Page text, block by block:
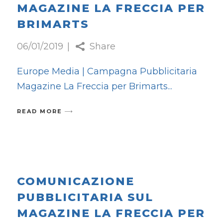
MAGAZINE LA FRECCIA PER
BRIMARTS
06/01/2019 Share
Europe Media | Campagna Pubblicitaria
Magazine La Freccia per Brimarts
READ MORE
COMUNICAZIONE
PUBBLICITARIA SUL
MAGAZINE LA FRECCIA PER